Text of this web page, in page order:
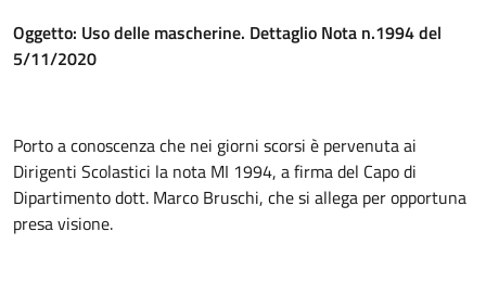
Oggetto: Uso delle mascherine. Dettaglio Nota n.1994 del
5/11/2020
Porto a conoscenza che nei giorni scorsi è pervenuta ai
Dirigenti Scolastici la nota MI 1994, a firma del Capo di
Dipartimento dott. Marco Bruschi, che si allega per opportuna
presa visione.